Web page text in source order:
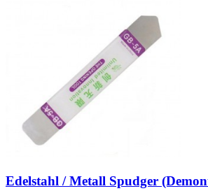
Edelstahl / Metall Spudger